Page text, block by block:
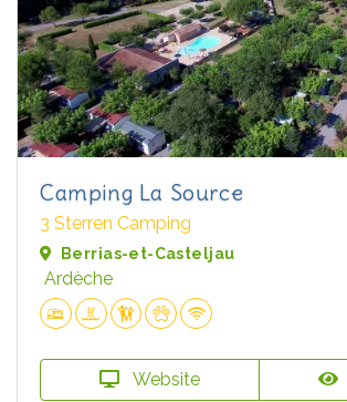
Camping La Source
3 Sterren Camping
Berrias-et-Casteljau
Ardèche
Website